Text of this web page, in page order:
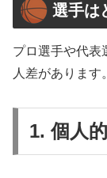
選手は
プロ選手や代表
人差があります
1. 個人